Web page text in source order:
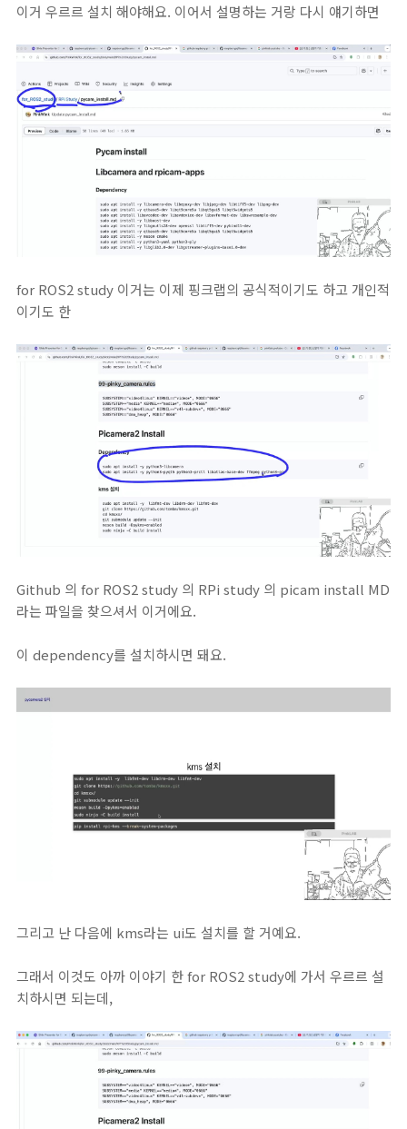
이거 우르르 설치 해야해요. 이어서 설명하는 거랑 다시 얘기하면
for ROS2 study 이거는 이제 핑크랩의 공식적이기도 하고 개인적
이기도 한
Github 의 for ROS2 study 의 RPi study 의 picam install MD
라는 파일을 찾으셔서 이거에요.
이 dependency를 설치하시면 돼요.
그리고 난 다음에 kms라는 ui도 설치를 할 거예요.
그래서 이것도 아까 이야기 한 for ROS2 study에 가서 우르르 설
치하시면 되는데,